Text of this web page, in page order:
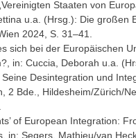
Staaten von
u.a. (Hrsg.): Die großen
2024, S. 31–41.
sich bei der Europäischen
in: Cuccia, Deborah u.a.
Seine Desintegration und
2 Bde., Hildesheim/Zürich/
of European Integration:
in: Segers, Mathieu/van